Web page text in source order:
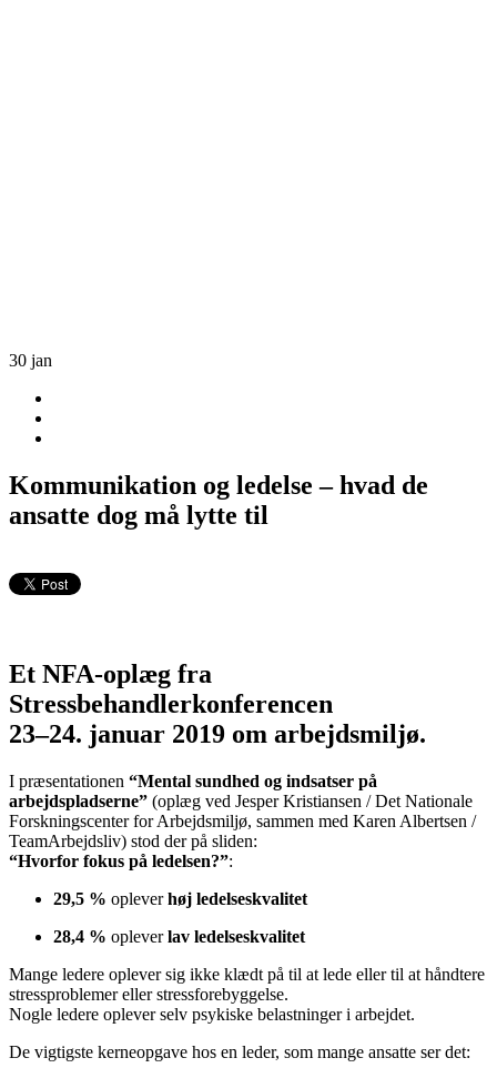
30 jan
Kommunikation og ledelse – hvad de
ansatte dog må lytte til
Et NFA-oplæg fra
Stressbehandlerkonferencen
23–24. januar 2019 om arbejdsmiljø.
I præsentationen “Mental sundhed og indsatser på
arbejdspladserne” (oplæg ved Jesper Kristiansen / Det Nationale
Forskningscenter for Arbejdsmiljø, sammen med Karen Albertsen /
TeamArbejdsliv) stod der på sliden:
“Hvorfor fokus på ledelsen?”:
29,5 % opleverhøj ledelseskvalitet
28,4 % opleverlav ledelseskvalitet
Mange ledere oplever sig ikke klædt på til at lede eller til at håndtere
stressproblemer eller stressforebyggelse.
Nogle ledere oplever selv psykiske belastninger i arbejdet.
De vigtigste kerneopgave hos en leder, som mange ansatte ser det: